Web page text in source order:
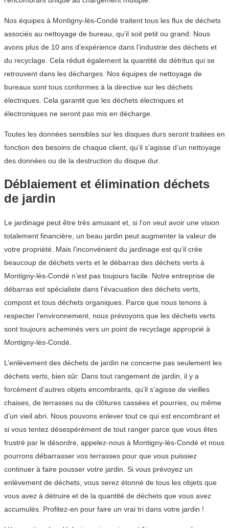
Nos équipes à Montigny-lès-Condé traitent tous les flux de déchets
associés au nettoyage de bureau, qu’il soit petit ou grand. Nous
avons plus de 10 ans d’expérience dans l’industrie des déchets et
du recyclage. Cela réduit également la quantité de détritus qui se
retrouvent dans les décharges. Nos équipes de nettoyage de
bureaux sont tous conformes à la directive sur les déchets
électriques. Cela garantit que les déchets électriques et
électroniques ne seront pas mis en décharge.
Toutes les données sensibles sur les disques durs seront traitées en
fonction des besoins de chaque client, qu’il s’agisse d’un nettoyage
des données ou de la destruction du disque dur.
Déblaiement et élimination déchets
de jardin
Le jardinage peut être très amusant et, si l’on veut avoir une vision
totalement financière, un beau jardin peut augmenter la valeur de
votre propriété. Mais l’inconvénient du jardinage est qu’il crée
beaucoup de déchets verts et le débarras des déchets verts à
Montigny-lès-Condé n’est pas toujours facile. Notre entreprise de
débarras est spécialiste dans l’évacuation des déchets verts,
compost et tous déchets organiques. Parce que nous tenons à
respecter l’environnement, nous prévoyons que les déchets verts
sont toujours acheminés vers un point de recyclage approprié à
Montigny-lès-Condé.
L’enlèvement des déchets de jardin ne concerne pas seulement les
déchets verts, bien sûr. Dans tout rangement de jardin, il y a
forcément d’autres objets encombrants, qu’il s’agisse de vieilles
chaises, de terrasses ou de clôtures cassées et pourries, ou même
d’un vieil abri. Nous pouvons enlever tout ce qui est encombrant et
si vous tentez désespérément de tout ranger parce que vous êtes
frustré par le désordre, appelez-nous à Montigny-lès-Condé et nous
pourrons débarrasser vos terrasses pour que vous puissiez
continuer à faire pousser votre jardin. Si vous prévoyez un
enlèvement de déchets, vous serez étonné de tous les objets que
vous avez à détruire et de la quantité de déchets que vous avez
accumulés. Profitez-en pour faire un vrai tri dans votre jardin !